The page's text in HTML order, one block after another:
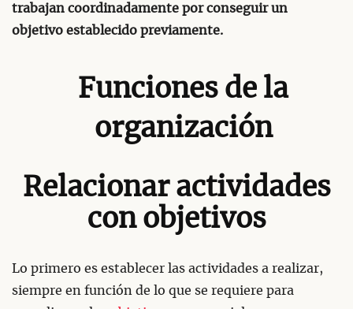
trabajan coordinadamente por conseguir un
objetivo establecido previamente.
Funciones de la
organización
Relacionar actividades
con objetivos
Lo primero es establecer las actividades a realizar,
siempre en función de lo que se requiere para